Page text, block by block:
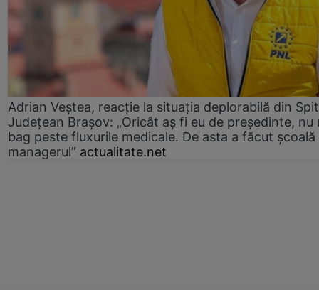
Adrian Veștea, reacție la situația deplorabilă din
Județean Brașov: „Oricât aș fi eu de președinte, nu
bag peste fluxurile medicale. De asta a făcut școală
managerul” actualitate.net